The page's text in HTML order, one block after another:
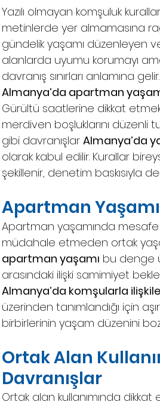
Yazılı olmayan komşuluk
metinlerde yer almamasına
gündelik yaşamı düzenleyen
alanlarda uyumu korumayı
davranış sınırları anlamına gelir.
Almanya’da apartman
Gürültü saatlerine dikkat
merdiven boşluklarını düzenli
gibi davranışlar Almanya’da
olarak kabul edilir. Kurallar
şekillenir, denetim baskısıyla
Apartman
Apartman yaşamında mesafe
müdahale etmeden ortak
apartman yaşamı bu denge
arasındaki ilişki samimiyet
Almanya’da komşularla
üzerinden tanımlandığı için
birbirlerinin yaşam düzenini
Ortak Alan
Davranışlar
Ortak alan kullanımında